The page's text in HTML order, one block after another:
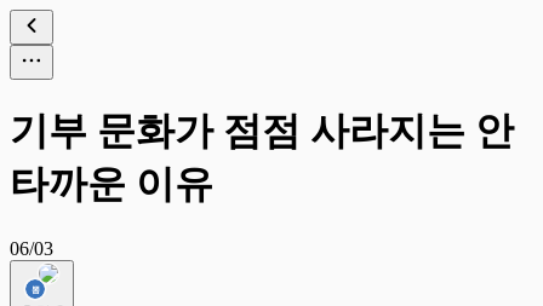
기부 문화가 점점 사라지는 안
타까운 이유
06/03